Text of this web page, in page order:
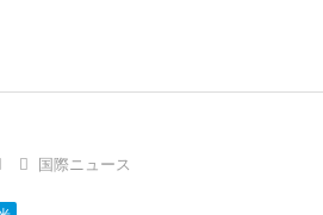
国際ニュース